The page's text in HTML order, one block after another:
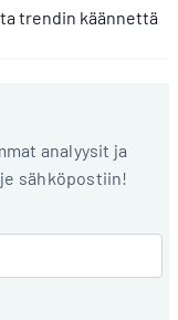
trendin käännettä
analyysit ja
sähköpostiin!